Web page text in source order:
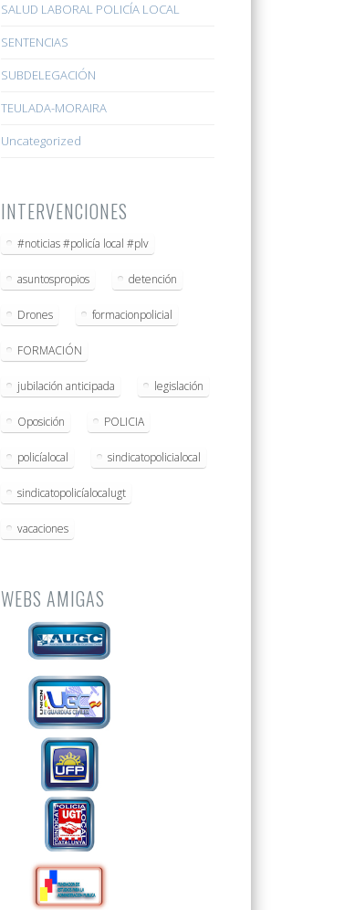
SALUD LABORAL POLICÍA LOCAL
SENTENCIAS
SUBDELEGACIÓN
TEULADA-MORAIRA
Uncategorized
INTERVENCIONES
#noticias #policía local #plv
asuntospropios detención
Drones formacionpolicial
FORMACIÓN
jubilación anticipada legislación
Oposición POLICIA
policíalocal sindicatopolicialocal
sindicatopolicíalocalugt
vacaciones
WEBS AMIGAS